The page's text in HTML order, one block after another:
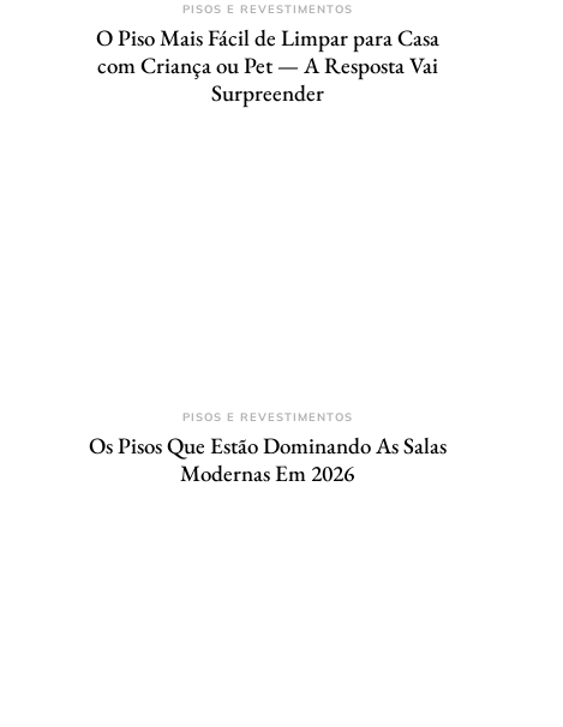
PISOS E REVESTIMENTOS
O Piso Mais Fácil de Limpar para Casa
com Criança ou Pet — A Resposta Vai
Surpreender
PISOS E REVESTIMENTOS
Os Pisos Que Estão Dominando As Salas
Modernas Em 2026